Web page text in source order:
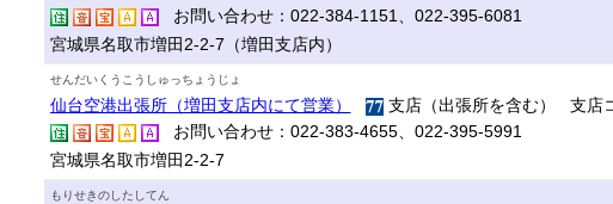
お問い合わせ：022-384-1151、022-395-6081
宮城県名取市増田2-2-7（増田支店内）
せんだいくうこうしゅっちょうじょ
仙台空港出張所（増田支店内にて営業）
支店（出張所を含む） 支店
お問い合わせ：022-383-4655、022-395-5991
宮城県名取市増田2-2-7
もりせきのしたしてん